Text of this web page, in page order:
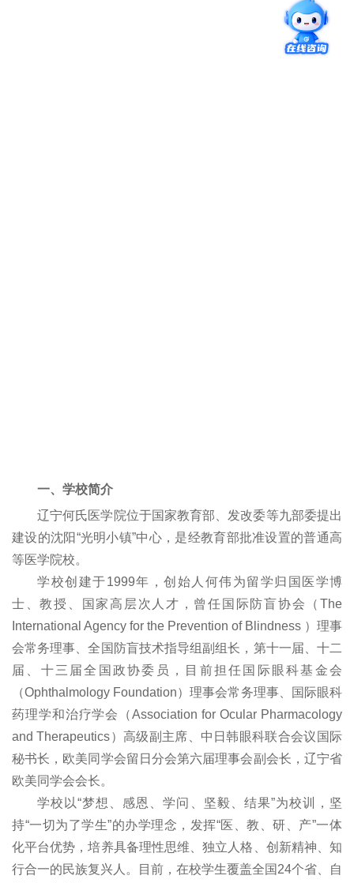
一、学校简介
辽宁何氏医学院位于国家教育部、发改委等九部委提出
建设的沈阳“光明小镇”中心，是经教育部批准设置的普通高
等医学院校。
学校创建于1999年，创始人何伟为留学归国医学博
士、教授、国家高层次人才，曾任国际防盲协会（The
International Agency for the Prevention of Blindness ）理事
会常务理事、全国防盲技术指导组副组长，第十一届、十二
届、十三届全国政协委员，目前担任国际眼科基金会
（Ophthalmology Foundation）理事会常务理事、国际眼科
药理学和治疗学会（Association for Ocular Pharmacology
and Therapeutics）高级副主席、中日韩眼科联合会议国际
秘书长，欧美同学会留日分会第六届理事会副会长，辽宁省
欧美同学会会长。
学校以“梦想、感恩、学问、坚毅、结果”为校训，坚
持“一切为了学生”的办学理念，发挥“医、教、研、产”一体
化平台优势，培养具备理性思维、独立人格、创新精神、知
行合一的民族复兴人。目前，在校学生覆盖全国24个省、自